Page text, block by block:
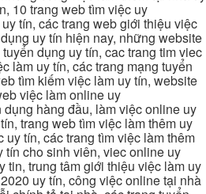
10 trang web tìm việc uy
tín, các trang web giới thiệu việc
uy tín hiện nay, những website
dụng uy tín, cac trang tim viec
làm uy tín, các trang mạng tuyển
tìm kiếm việc làm uy tín, website
việc làm online uy
hàng đầu, làm việc online uy
trang web tìm việc làm thêm uy
uy tín, các trang tìm việc làm thêm
tín cho sinh viên, viec online uy
tin, trung tâm giới thiệu việc làm uy
uy tín, công việc online tại nhà